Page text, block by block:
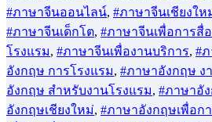
#ภาษาจีนออนไลน์, #ภาษาจีนเชียงให
#ภาษาจีนเด็กโต, #ภาษาจีนเพื่อการสื่
โรงแรม, #ภาษาจีนเพื่องานบริการ, #
อังกฤษ การโรงแรม, #ภาษาอังกฤษ ง
อังกฤษ สำหรับงานโรงแรม, #ภาษาอั
อังกฤษเชียงใหม่, #ภาษาอังกฤษเพื่อก